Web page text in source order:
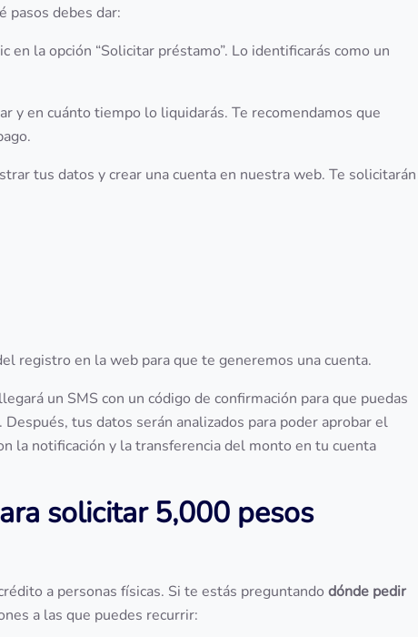
pasos debes dar:
en la opción “Solicitar préstamo”. Lo identificarás como un
y en cuánto tiempo lo liquidarás. Te recomendamos que
tus datos y crear una cuenta en nuestra web. Te solicitarán
registro en la web para que te generemos una cuenta.
un SMS con un código de confirmación para que puedas
tus datos serán analizados para poder aprobar el
la notificación y la transferencia del monto en tu cuenta
solicitar 5,000 pesos
a personas físicas. Si te estás preguntando dónde pedir
a las que puedes recurrir: